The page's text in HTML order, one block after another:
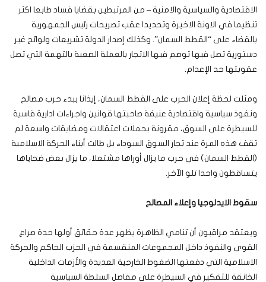
الاقتصادية والسياسية والامنية – من المرتبطين بقضايا فساد طابعا اكثر
تنظيما في الاونة الاخيرة وتحديدا عقب تصريحات رئيس الجمهورية
بالقضاء على “القطط السمان”. وكذلك إصدار الدولة تشريعات ولوائح غير
دستورية تصل فيها توصم فيها الاتجار بالعملة الصعبة بالتهمة التي تصل
عقوبتها حد الإعدام.
ومثلت لحظة إعلان الحرب على القطط السمان، إيذانا ببدء حرب مصالح
ونفوذ سياسية واقتصادية عنيفة صاحبتها قوانين واجراءات ادارية قاسية
للسيطرة على السوق، مقرونة بحملات اعتقالات ومضايقات واسعة لم
تقف هذه المرة عند تجار السوق السوداء بل طالت أبناء الحركة الاسلامية
(القطط السمان) في حرب ما يزال أوراها مشتعلا، ما يزال بعض ضحاياها
يتساقطون واحدا تلو الآخر.
سقوط الايدلوجيا وإعلاء المصالح
ويعتقد مراقبون أن تنامي الظاهرة يظهر عدة حقائق أولها حدة صراع
القوى والنفوذ داخل المجموعات المنقسمة في الحزب الحاكم والحركة
الاسلامية التي دفعتها الضغوط الخارجية العديدة والأزمات الداخلية
الخانقة للتفكير في السيطرة على مفاصل السلطة السياسية